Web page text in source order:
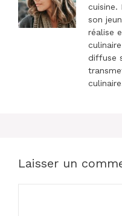
cuisine.
son
réalise
diffuse
Laisser un